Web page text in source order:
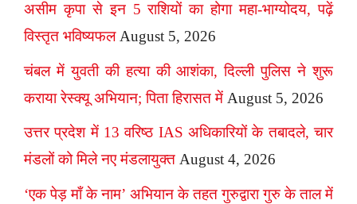
असीम कृपा से इन 5 राशियों का होगा महा-भाग्योदय, पढ़ें
विस्तृत भविष्यफल August 5, 2026
चंबल में युवती की हत्या की आशंका, दिल्ली पुलिस ने शुरू
कराया रेस्क्यू अभियान; पिता हिरासत में August 5, 2026
उत्तर प्रदेश में 13 वरिष्ठ IAS अधिकारियों के तबादले, चार
मंडलों को मिले नए मंडलायुक्त August 4, 2026
‘एक पेड़ माँ के नाम’ अभियान के तहत गुरुद्वारा गुरु के ताल में